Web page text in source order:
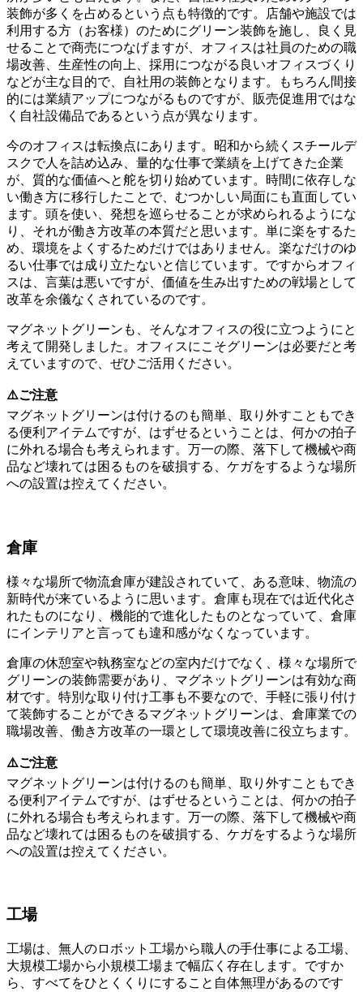
装飾が多くを占めるという点も特徴的です。店舗や施設では
利用する方（お客様）のためにグリーン装飾を施し、良く見
せることで商売につなげますが、オフィスは社員のための職
場改善、生産性の向上、採用につながる良いオフィスづくり
などが主な目的で、自社用の装飾となります。もちろん間接
的には業績アップにつながるものですが、販売促進用ではな
く自社設備品であるという点が異なります。
今のオフィスは転換点にあります。昭和から続くスチールデ
スクで人を詰め込み、量的な仕事で業績を上げてきた企業
が、質的な価値へと舵を切り始めています。時間に依存しな
い働き方に移行したことで、むつかしい局面にも直面してい
ます。頭を使い、発想を巡らせることが求められるようにな
り、それが働き方改革の本質だと思います。単に楽をするた
め、環境をよくするためだけではありません。楽なだけのゆ
るい仕事では成り立たないと信じています。ですからオフィ
スは、言葉は悪いですが、価値を生み出すための戦場として
改革を余儀なくされているのです。
マグネットグリーンも、そんなオフィスの役に立つようにと
考えて開発しました。オフィスにこそグリーンは必要だと考
えていますので、ぜひご活用ください。
⚠️ご注意
マグネットグリーンは付けるのも簡単、取り外すこともでき
る便利アイテムですが、はずせるということは、何かの拍子
に外れる場合も考えられます。万一の際、落下して機械や商
品など壊れては困るものを破損する、ケガをするような場所
への設置は控えてください。
倉庫
様々な場所で物流倉庫が建設されていて、ある意味、物流の
新時代が来ているように思います。倉庫も現在では近代化さ
れたものになり、機能的で進化したものとなっていて、倉庫
にインテリアと言っても違和感がなくなっています。
倉庫の休憩室や執務室などの室内だけでなく、様々な場所で
グリーンの装飾需要があり、マグネットグリーンは有効な商
材です。特別な取り付け工事も不要なので、手軽に張り付け
て装飾することができるマグネットグリーンは、倉庫業での
職場改善、働き方改革の一環として環境改善に役立ちます。
⚠️ご注意
マグネットグリーンは付けるのも簡単、取り外すこともでき
る便利アイテムですが、はずせるということは、何かの拍子
に外れる場合も考えられます。万一の際、落下して機械や商
品など壊れては困るものを破損する、ケガをするような場所
への設置は控えてください。
工場
工場は、無人のロボット工場から職人の手仕事による工場、
大規模工場から小規模工場まで幅広く存在します。ですか
ら、すべてをひとくくりにすること自体無理があるのです